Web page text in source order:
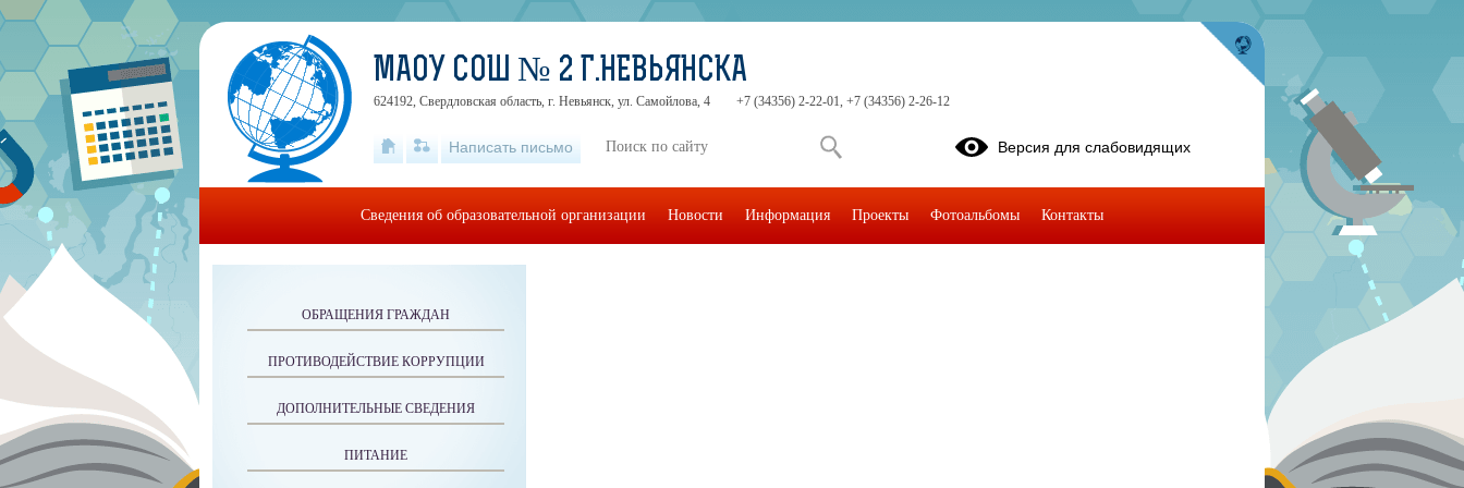
ОБРАЩЕНИЯ ГРАЖДАН
ПРОТИВОДЕЙСТВИЕ КОРРУПЦИИ
ДОПОЛНИТЕЛЬНЫЕ СВЕДЕНИЯ
ПИТАНИЕ
МАОУ СОШ № 2 Г.НЕВЬЯНСКА
624192, Свердловская область, г. Невьянск, ул. Самойлова, 4 +7 (34356) 2-22-01, +7 (34356) 2-26-12
Написать письмо Версия для слабовидящих
Сведения об образовательной организации Новости Информация Проекты Фотоальбомы Контакты